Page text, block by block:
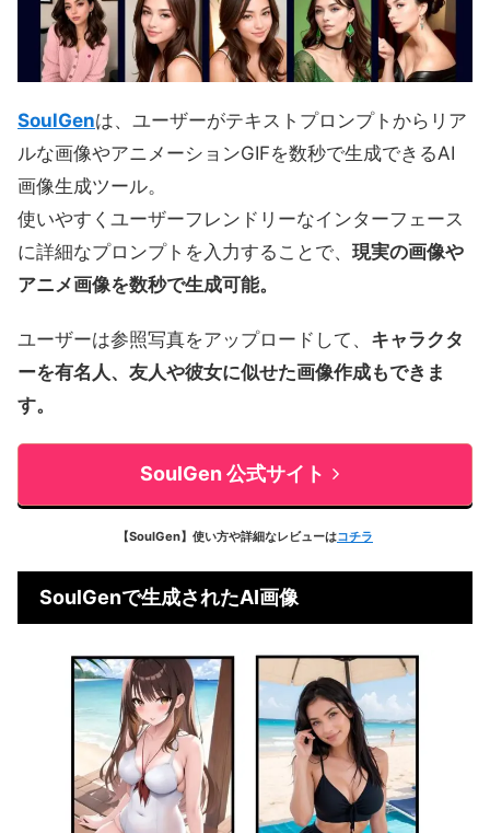
SoulGenは、ユーザーがテキストプロンプトからリア
ルな画像やアニメーションGIFを数秒で生成できるAI
画像生成ツール。
使いやすくユーザーフレンドリーなインターフェース
に詳細なプロンプトを入力することで、 現実の画像や
アニメ画像を数秒で生成可能。
ユーザーは参照写真をアップロードして、 キャラクタ
ーを有名人、友人や彼女に似せた画像作成もできま
す。
SoulGen 公式サイト
【SoulGen】使い方や詳細なレビューはコチラ
SoulGenで生成されたAI画像